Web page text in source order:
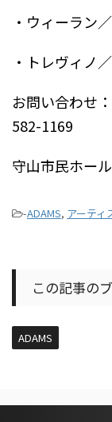
・ウィーラン
・トレヴィノ
お問い合わせ
582-1169
守山市民ホー
-ADAMS, アーティ
この記事の
ADAMS